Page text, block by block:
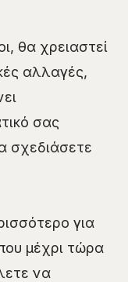
θα χρειαστεί
αλλαγές,
σας
σχεδιάσετε
για
μέχρι τώρα
να